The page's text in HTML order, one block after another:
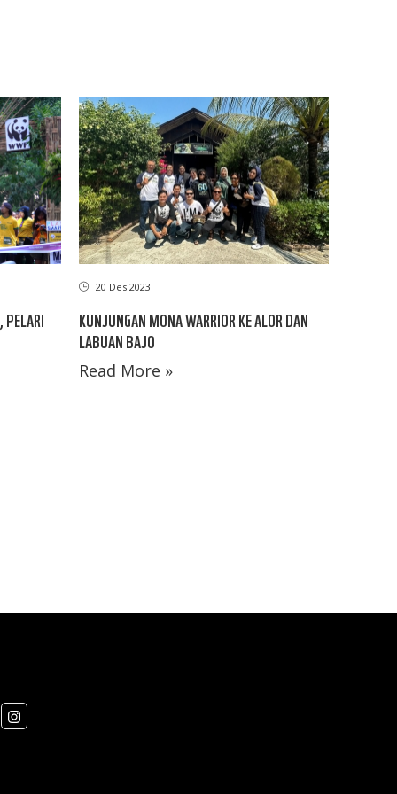
PELARI
20 Des 2023
KUNJUNGAN MONA WARRIOR KE ALOR DAN
LABUAN BAJO
Read More »